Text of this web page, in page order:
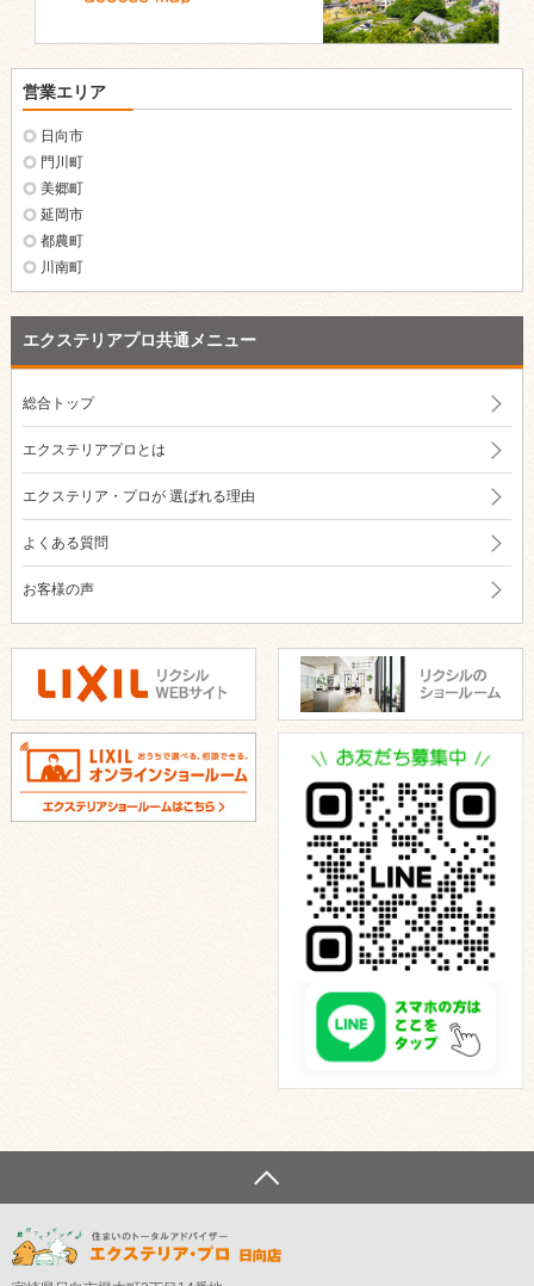
エクステリアプロ共通メニュー
総合トップ
エクステリアプロとは
エクステリア・プロが選ばれる理由
よくある質問
お客様の声
営業エリア
日向市
門川町
美郷町
延岡市
都農町
川南町